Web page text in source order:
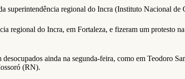
superintendência regional do Incra (Instituto Nacional
regional do Incra, em Fortaleza, e fizeram um protesto
ainda na segunda-feira, como em Teodoro
(RN).